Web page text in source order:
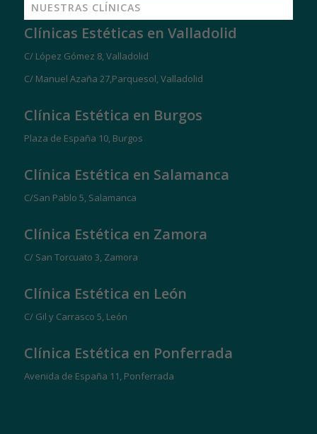
NUESTRAS CLÍNICAS
Clínicas Estéticas en Valladolid
C/ López Gómez 8, Valladolid
C/ Manuel Azaña 27,Parquesol, Valladolid
Clínica Estética en Burgos
Plaza de España 10, Burgos
Clínica Estética en Salamanca
C/San Pablo 5, Salamanca
Clínica Estética en Zamora
C/ San Torcuato 3, Zamora
Clínica Estética en León
C/ Gil y Carrasco 5, León
Clínica Estética en Ponferrada
Avenida de España 11, Ponferrada